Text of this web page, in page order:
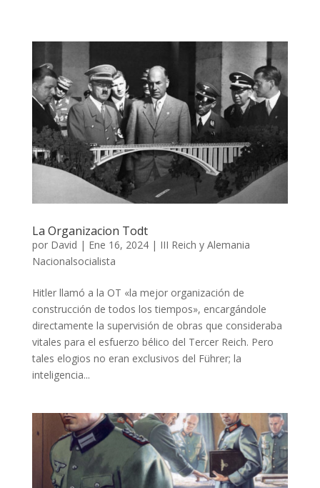
La Organizacion Todt
por David | Ene 16, 2024| III Reich y Alemania
Nacionalsocialista
Hitler llamó a la OT «la mejor organización de
construcción de todos los tiempos», encargándole
directamente la supervisión de obras que consideraba
vitales para el esfuerzo bélico del Tercer Reich. Pero
tales elogios no eran exclusivos del Führer; la
inteligencia...